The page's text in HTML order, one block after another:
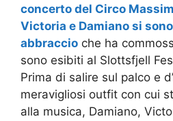
concerto del Circo
Victoria e Damiano si
abbraccio che ha
sono esibiti al Slottsfjell
Prima di salire sul palco e
meravigliosi outfit con cui
alla musica, Damiano,